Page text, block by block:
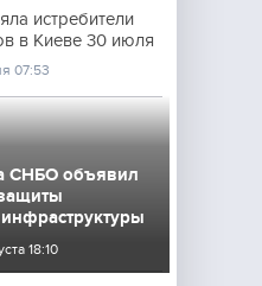
истребители
в Киеве 30 июля
07:53
СНБО объявил
18:10